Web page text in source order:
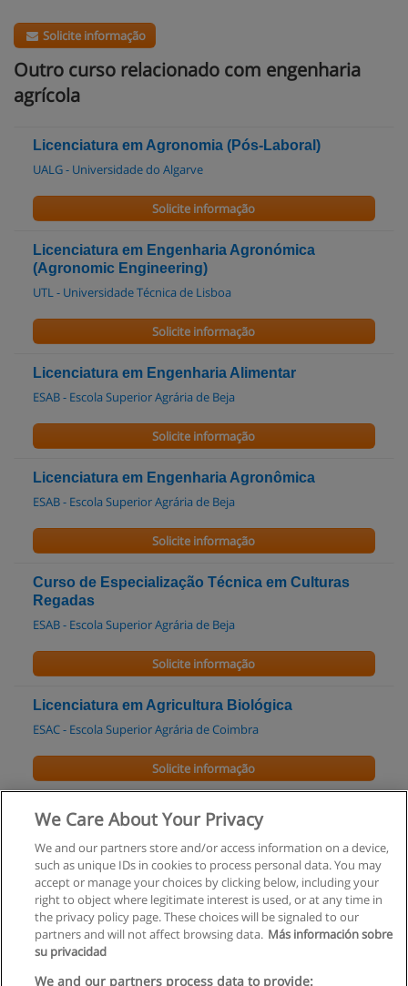
Solicite informação
Outro curso relacionado com engenharia
agrícola
Licenciatura em Agronomia (Pós-Laboral)
UALG - Universidade do Algarve
Solicite informação
Licenciatura em Engenharia Agronómica
(Agronomic Engineering)
UTL - Universidade Técnica de Lisboa
Solicite informação
Licenciatura em Engenharia Alimentar
ESAB - Escola Superior Agrária de Beja
Solicite informação
Licenciatura em Engenharia Agronômica
ESAB - Escola Superior Agrária de Beja
Solicite informação
Curso de Especialização Técnica em Culturas
Regadas
ESAB - Escola Superior Agrária de Beja
Solicite informação
Licenciatura em Agricultura Biológica
ESAC - Escola Superior Agrária de Coimbra
Solicite informação
Pós-Graduação em Análise Financeira
Solicite informação
Regras de uso
We Care About Your Privacy
We and our partners store and/or access information on a device,
such as unique IDs in cookies to process personal data. You may
accept or manage your choices by clicking below, including your
right to object where legitimate interest is used, or at any time in
the privacy policy page. These choices will be signaled to our
partners and will not affect browsing data. Más información sobre
su privacidad
We and our partners process data to provide: